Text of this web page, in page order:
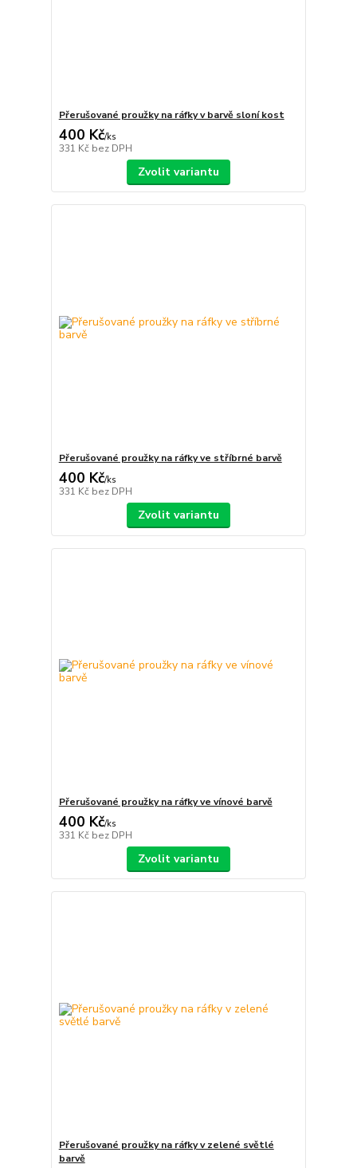
Přerušované proužky na ráfky v barvě sloní kost
400 Kč/ks
331 Kč bez DPH
Zvolit variantu
Přerušované proužky na ráfky ve stříbrné barvě
400 Kč/ks
331 Kč bez DPH
Zvolit variantu
Přerušované proužky na ráfky ve vínové barvě
400 Kč/ks
331 Kč bez DPH
Zvolit variantu
Přerušované proužky na ráfky v zelené světlé
barvě